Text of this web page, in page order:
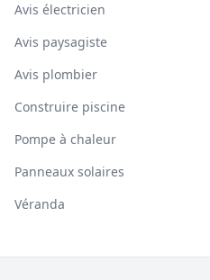
Avis électricien
Avis paysagiste
Avis plombier
Construire piscine
Pompe à chaleur
Panneaux solaires
Véranda